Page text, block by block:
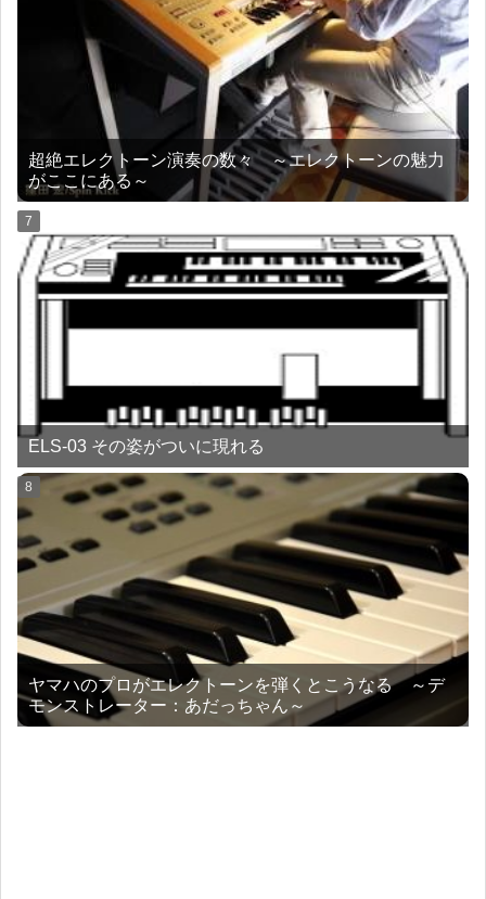
超絶エレクトーン演奏の数々 ～エレクトーンの魅力
がここにある～
ELS-03 その姿がついに現れる
ヤマハのプロがエレクトーンを弾くとこうなる ～デ
モンストレーター：あだっちゃん～